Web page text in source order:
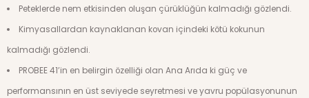
Peteklerde nem etkisinden oluşan çürüklüğün kalmadığı gözlendi.
Kimyasallardan kaynaklanan kovan içindeki kötü kokunun
kalmadığı gözlendi.
PROBEE 41’in en belirgin özelliği olan Ana Arıda ki güç ve
performansının en üst seviyede seyretmesi ve yavru popülasyonunun